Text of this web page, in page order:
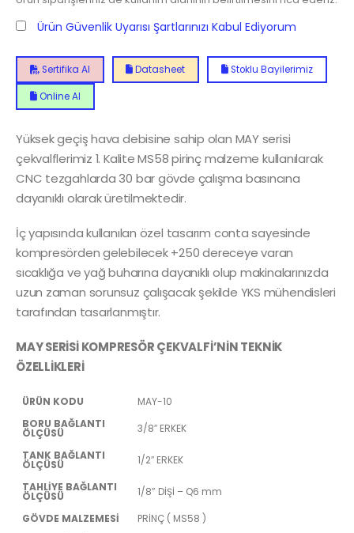
Ürün Güvenlik Uyarısı Şartlarınızı Kabul Ediyorum
Sertifika Al Datasheet Stoklu Bayilerimiz
Online Al
Yüksek geçiş hava debisine sahip olan MAY serisi
çekvalflerimiz 1. Kalite MS58 pirinç malzeme kullanılarak
CNC tezgahlarda 30 bar gövde çalışma basıncına
dayanıklı olarak üretilmektedir.
İç yapısında kullanılan özel tasarım conta sayesinde
kompresörden gelebilecek +250 dereceye varan
sıcaklığa ve yağ buharına dayanıklı olup makinalarınızda
uzun zaman sorunsuz çalışacak şekilde YKS mühendisleri
tarafından tasarlanmıştır.
MAY SERİSİ KOMPRESÖR ÇEKVALFİ’NİN TEKNİK
ÖZELLİKLERİ
ÜRÜN KODU
MAY-10
BORU BAĞLANTI
ÖLÇÜSÜ
3/8″ ERKEK
TANK BAĞLANTI
ÖLÇÜSÜ
1/2″ ERKEK
TAHLİYE BAĞLANTI
ÖLÇÜSÜ
1/8” DİŞİ – Q6 mm
GÖVDE MALZEMESİ
PRİNÇ ( MS58 )